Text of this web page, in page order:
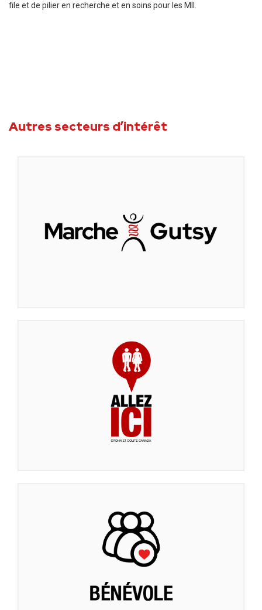
file et de pilier en recherche et en soins pour les MII.
Autres secteurs d’intérêt